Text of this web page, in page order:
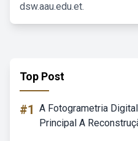
dsw.aau.edu.et.
Top Post
#1 A Fotogrametria
Principal A